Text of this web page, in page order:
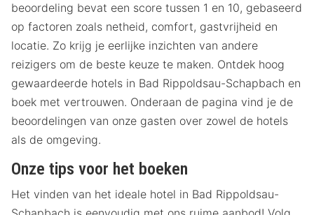
beoordeling bevat een score tussen 1 en 10, gebaseerd
op factoren zoals netheid, comfort, gastvrijheid en
locatie. Zo krijg je eerlijke inzichten van andere
reizigers om de beste keuze te maken. Ontdek hoog
gewaardeerde hotels in Bad Rippoldsau-Schapbach en
boek met vertrouwen. Onderaan de pagina vind je de
beoordelingen van onze gasten over zowel de hotels
als de omgeving.
Onze tips voor het boeken
Het vinden van het ideale hotel in Bad Rippoldsau-